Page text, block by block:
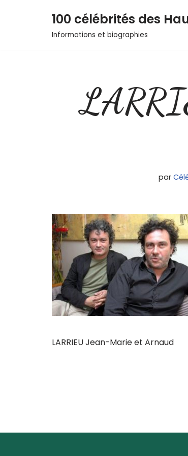
100 célébrités des
Informations et biographies
par
LARRIEU Jean-Marie et Arnaud